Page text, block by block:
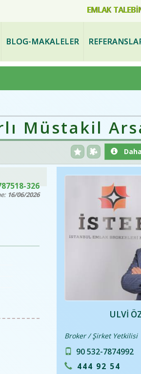
EMLAK
BLOG-MAKALELER
Müstakil
326
16/06/2026
ULVI
Broker / Şirket Yetkilisi
90 532-7874992
444 92 54